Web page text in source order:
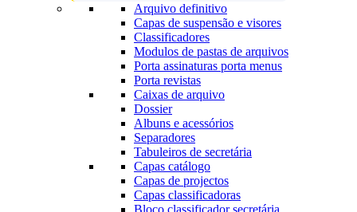
Arquivo definitivo
Capas de suspensão e visores
Classificadores
Modulos de pastas de arquivos
Porta assinaturas porta menus
Porta revistas
Caixas de arquivo
Dossier
Albuns e acessórios
Separadores
Tabuleiros de secretária
Capas catálogo
Capas de projectos
Capas classificadoras
Bloco classificador secretária